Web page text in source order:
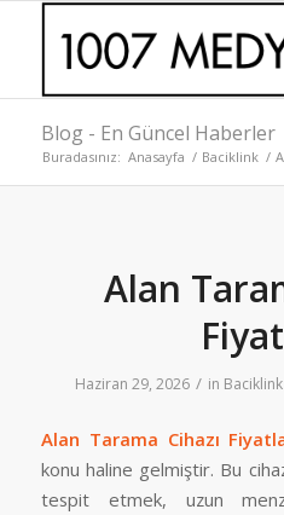
Blog - En Güncel Haberler
Buradasınız: Anasayfa / Baciklink /
Alan
Haziran 29, 2026 / in Baciklink
Alan Tarama Cihazı
konu haline gelmiştir. Bu
tespit etmek, uzun